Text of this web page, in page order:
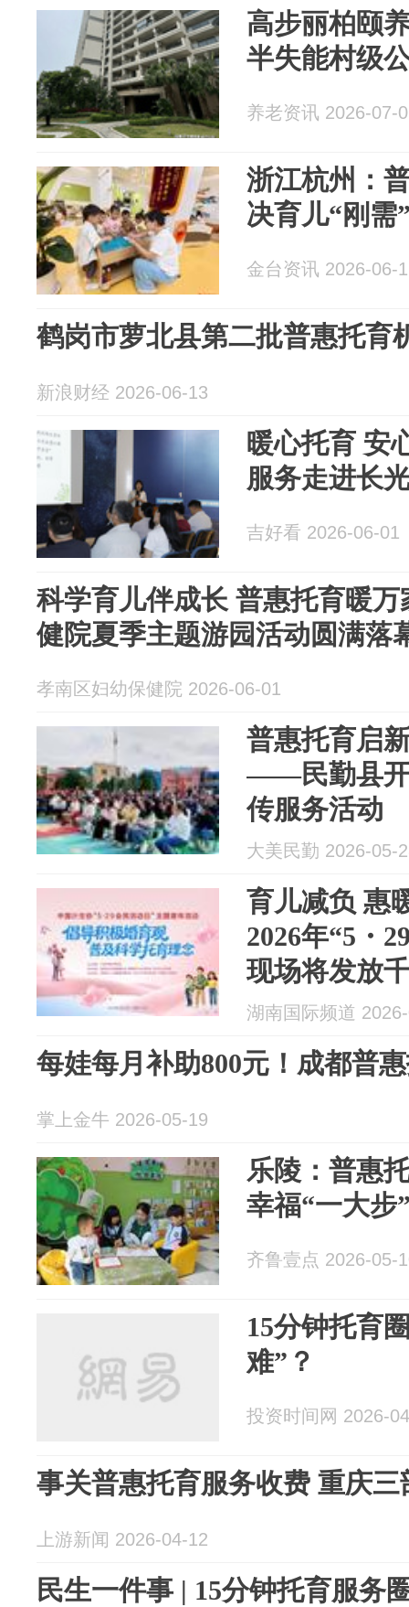
高步丽柏颐
半失能村级
养老资讯 2026-07-
浙江杭州：
决育儿“刚需
金台资讯 2026-06-
鹤岗市萝北县第二批普惠托育
新浪财经 2026-06-13
暖心托育
服务走进长
吉好看 2026-06-01
科学育儿伴成长 普惠托育暖
健院夏季主题游园活动圆满落
孝南区妇幼保健院 2026-06-01
普惠托育启
——民勤县开
传服务活动
大美民勤 2026-05-
育儿减负 惠
2026年“5・
现场将发放
服务消费券
湖南国际频道
每娃每月补助800元！成都普
掌上金牛 2026-05-19
乐陵：普惠
幸福“一大步
齐鲁壹点 2026-05-
15分钟托育
难”？
投资时间网 2026-
事关普惠托育服务收费 重庆
上游新闻 2026-04-12
民生一件事 | 15分钟托育服务